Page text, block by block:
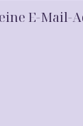
E-Mail-